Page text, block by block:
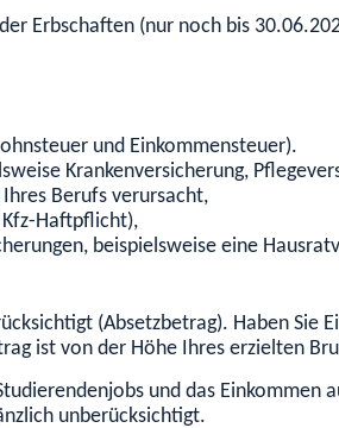
Erbschaften (nur noch bis
und Einkommensteuer).
Krankenversicherung,
Berufs verursacht,
Kfz-Haftpflicht),
beispielsweise eine
(Absetzbetrag). Haben Sie
ist von der Höhe Ihres erzielten
und das Einkommen
unberücksichtigt.